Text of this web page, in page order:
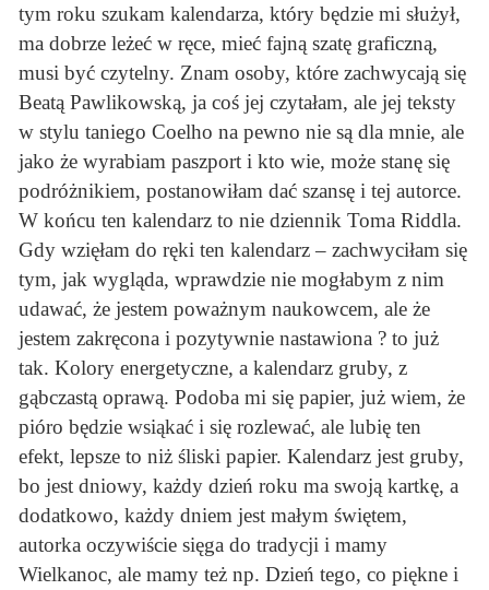
tym roku szukam kalendarza, który będzie mi służył,
ma dobrze leżeć w ręce, mieć fajną szatę graficzną,
musi być czytelny. Znam osoby, które zachwycają się
Beatą Pawlikowską, ja coś jej czytałam, ale jej teksty
w stylu taniego Coelho na pewno nie są dla mnie, ale
jako że wyrabiam paszport i kto wie, może stanę się
podróżnikiem, postanowiłam dać szansę i tej autorce.
W końcu ten kalendarz to nie dziennik Toma Riddla.
Gdy wzięłam do ręki ten kalendarz – zachwyciłam się
tym, jak wygląda, wprawdzie nie mogłabym z nim
udawać, że jestem poważnym naukowcem, ale że
jestem zakręcona i pozytywnie nastawiona ? to już
tak. Kolory energetyczne, a kalendarz gruby, z
gąbczastą oprawą. Podoba mi się papier, już wiem, że
pióro będzie wsiąkać i się rozlewać, ale lubię ten
efekt, lepsze to niż śliski papier. Kalendarz jest gruby,
bo jest dniowy, każdy dzień roku ma swoją kartkę, a
dodatkowo, każdy dniem jest małym świętem,
autorka oczywiście sięga do tradycji i mamy
Wielkanoc, ale mamy też np. Dzień tego, co piękne i